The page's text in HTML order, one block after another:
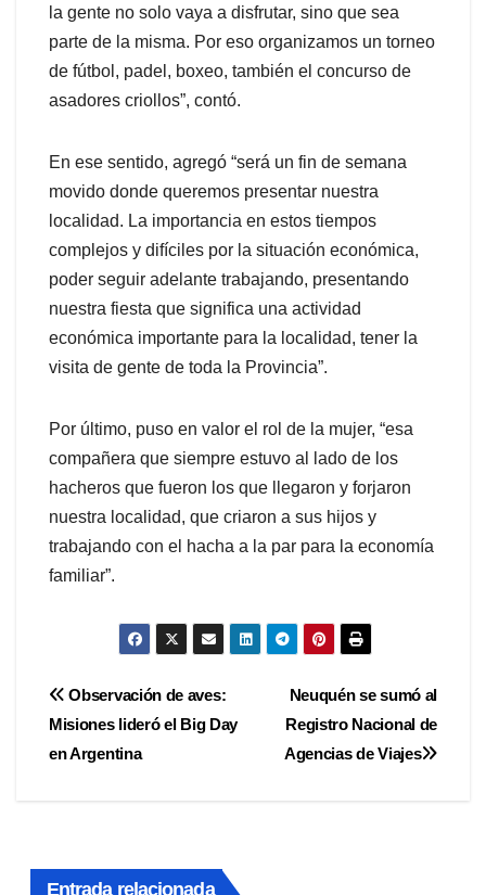
la gente no solo vaya a disfrutar, sino que sea
parte de la misma. Por eso organizamos un torneo
de fútbol, padel, boxeo, también el concurso de
asadores criollos”, contó.
En ese sentido, agregó “será un fin de semana
movido donde queremos presentar nuestra
localidad. La importancia en estos tiempos
complejos y difíciles por la situación económica,
poder seguir adelante trabajando, presentando
nuestra fiesta que significa una actividad
económica importante para la localidad, tener la
visita de gente de toda la Provincia”.
Por último, puso en valor el rol de la mujer, “esa
compañera que siempre estuvo al lado de los
hacheros que fueron los que llegaron y forjaron
nuestra localidad, que criaron a sus hijos y
trabajando con el hacha a la par para la economía
familiar”.
Navegación
de
Neuquén se sumó al
Registro Nacional de
Agencias de Viajes
Observación de aves:
Misiones lideró el Big Day
en Argentina
Entrada relacionada